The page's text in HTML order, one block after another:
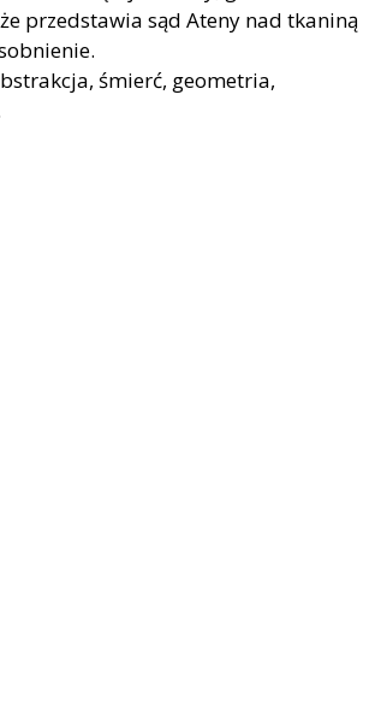
przedstawia sąd Ateny nad tkaniną
śmierć, geometria,